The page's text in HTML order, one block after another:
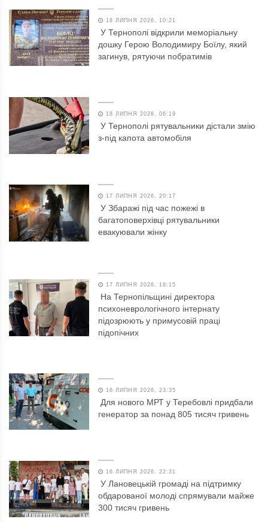
18 ЛИПНЯ 2026, 10:21
У Тернополі відкрили меморіальну
дошку Герою Володимиру Боїлу, який
загинув, рятуючи побратимів
18 ЛИПНЯ 2026, 06:19
У Тернополі рятувальники дістали змію
з-під капота автомобіля
17 ЛИПНЯ 2026, 20:17
У Збаражі під час пожежі в
багатоповерхівці рятувальники
евакуювали жінку
17 ЛИПНЯ 2026, 18:15
На Тернопільщині директора
психоневрологічного інтернату
підозрюють у примусовій праці
підопічних
16 ЛИПНЯ 2026, 23:35
Для нового МРТ у Теребовлі придбали
генератор за понад 805 тисяч гривень
16 ЛИПНЯ 2026, 22:31
У Лановецькій громаді на підтримку
обдарованої молоді спрямували майже
300 тисяч гривень